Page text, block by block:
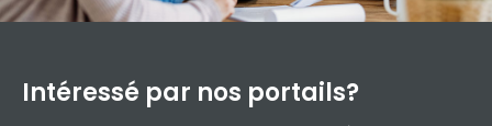
Intéressé par nos portails?